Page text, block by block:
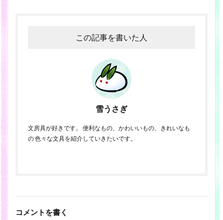
この記事を書いた人
雪うさぎ
文房具が好きです。 便利なもの、かわいいもの、きれいなも
の 色々な文具を紹介していきたいです。
コメントを書く